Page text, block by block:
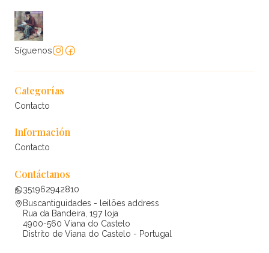
Síguenos
Categorías
Contacto
Información
Contacto
Contáctanos
351962942810
Buscantiguidades - leilões address
Rua da Bandeira, 197 loja
4900-560 Viana do Castelo
Distrito de Viana do Castelo - Portugal